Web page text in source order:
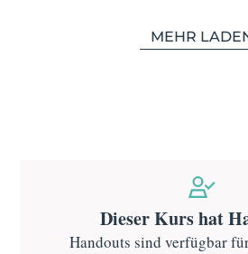
MEHR
Dieser Kurs hat
Handouts sind verfügbar